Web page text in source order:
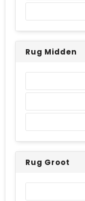
Rug Midden
Rug Groot